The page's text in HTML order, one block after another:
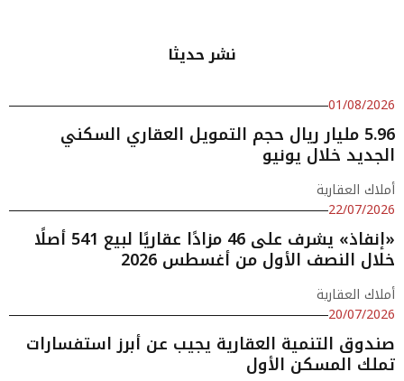
نشر حديثا
01/08/2026
5.96 مليار ريال حجم التمويل العقاري السكني
الجديد خلال يونيو
أملاك العقارية
22/07/2026
«إنفاذ» يشرف على 46 مزادًا عقاريًا لبيع 541 أصلًا
خلال النصف الأول من أغسطس 2026
أملاك العقارية
20/07/2026
صندوق التنمية العقارية يجيب عن أبرز استفسارات
تملك المسكن الأول